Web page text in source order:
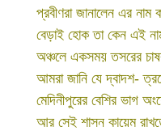
প্রবীণরা জানালেন এর
বেড়াই হোক তা কেন এই
অঞ্চলে একসময় তসরের
আমরা জানি যে দ্বাদশ-
মেদিনীপুরের বেশির ভাগ
আর সেই শাসন কায়েম